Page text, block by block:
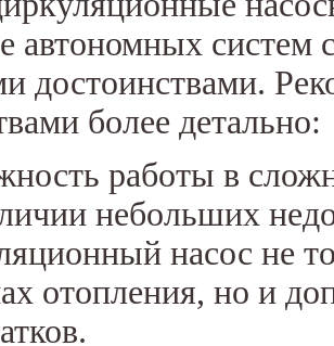
автономных систем
достоинствами.
более детально:
работы в
небольших
насос не
отопления, но и